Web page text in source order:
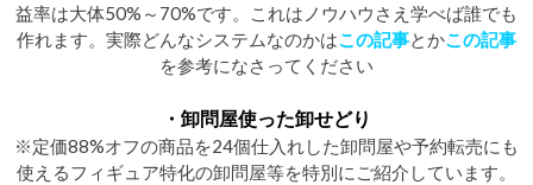
益率は大体50%～70%です。これはノウハウさえ学べば誰でも
作れます。実際どんなシステムなのかはこの記事とかこの記事
を参考になさってください
・卸問屋使った卸せどり
※定価88%オフの商品を24個仕入れした卸問屋や予約転売にも
使えるフィギュア特化の卸問屋等を特別にご紹介しています。